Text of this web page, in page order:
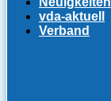
vda-aktuell
Verband